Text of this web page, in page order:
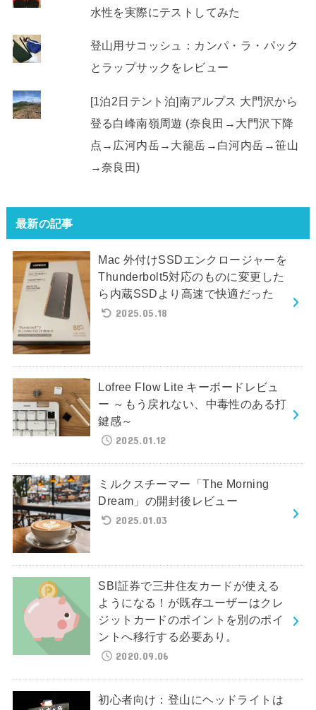
水性を実際にテストしてみた
登山用サコッシュ：カンパ・ラ・パック
とラップサックをレビュー
[1泊2日テント泊]南アルプス 大門沢から
登る白峰南嶺周遊 (奈良田→大門沢下降
点→広河内岳→大籠岳→白河内岳→笹山
→奈良田)
最新の記事
Mac 外付けSSDエンクロージャーを
Thunderbolt5対応のものに変更した
ら内蔵SSDより高速で快適だった
2025.05.18
Lofree Flow Lite キーボードレビュ
ー ～もう戻れない、中毒性のある打
鍵感～
2025.01.12
ミルクスチーマー「The Morning
Dream」の開封後レビュー
2025.01.03
SBI証券で三井住友カードが使える
ようになる！が既存ユーザーはクレ
ジットカードのポイントを別のポイ
ントへ移行する必要あり。
2020.09.06
初心者向け：登山にヘッドライトは